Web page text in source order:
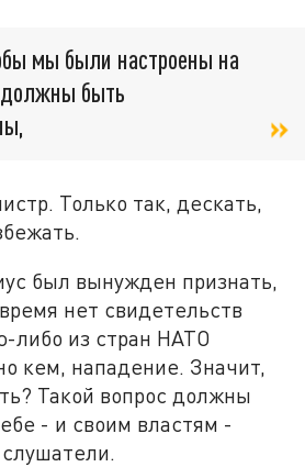
мы были настроены на
должны быть
Только так, дескать,
был вынужден признать,
нет свидетельств
либо из стран НАТО
кем, нападение. Значит,
Такой вопрос должны
- и своим властям -